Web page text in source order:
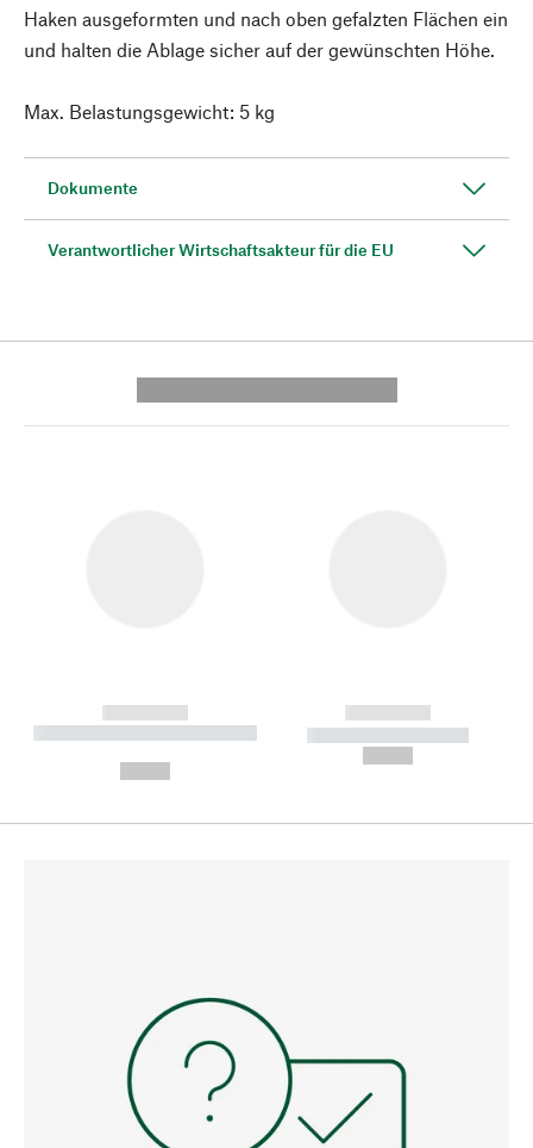
Haken ausgeformten und nach oben gefalzten Flächen ein
und halten die Ablage sicher auf der gewünschten Höhe.
Max. Belastungsgewicht: 5 kg
Dokumente
Verantwortlicher Wirtschaftsakteur für die EU
------------
----------- ----------- --------
------------
----------- -----------